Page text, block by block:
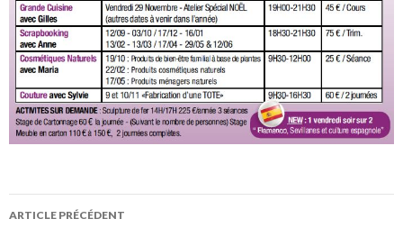
Navigation
ARTICLE PRÉCÉDENT